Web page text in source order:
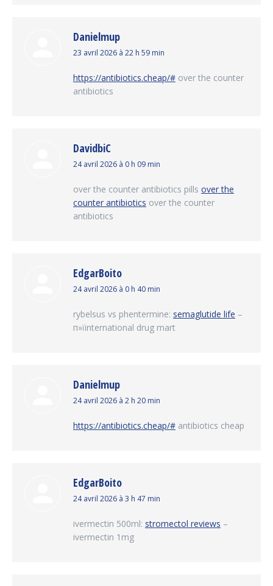
Danielmup
dit
23 avril 2026 à 22 h 59 min
https://antibiotics.cheap/# over the counter
antibiotics
DavidbiC
dit
24 avril 2026 à 0 h 09 min
over the counter antibiotics pills over the
counter antibiotics over the counter
antibiotics
EdgarBoito
dit
24 avril 2026 à 0 h 40 min
rybelsus vs phentermine: semaglutide life –
п»їinternational drug mart
Danielmup
dit
24 avril 2026 à 2 h 20 min
https://antibiotics.cheap/# antibiotics cheap
EdgarBoito
dit
24 avril 2026 à 3 h 47 min
ivermectin 500ml: stromectol reviews –
ivermectin 1mg